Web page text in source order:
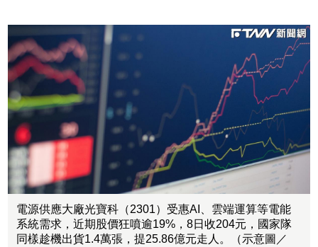
電源供應大廠光寶科（2301）受惠AI、雲端運算等電能
系統需求，近期股價狂噴逾19%，8日收204元，國家隊
同樣趁機出貨1.4萬張，提25.86億元走人。（示意圖／